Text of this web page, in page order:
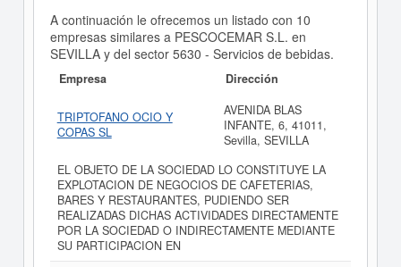
A continuación le ofrecemos un listado con 10
empresas similares a PESCOCEMAR S.L. en
SEVILLA y del sector 5630 - Servicios de bebidas.
Empresa Dirección
TRIPTOFANO OCIO Y
COPAS SL
AVENIDA BLAS
INFANTE, 6, 41011,
Sevilla, SEVILLA
EL OBJETO DE LA SOCIEDAD LO CONSTITUYE LA
EXPLOTACION DE NEGOCIOS DE CAFETERIAS,
BARES Y RESTAURANTES, PUDIENDO SER
REALIZADAS DICHAS ACTIVIDADES DIRECTAMENTE
POR LA SOCIEDAD O INDIRECTAMENTE MEDIANTE
SU PARTICIPACION EN